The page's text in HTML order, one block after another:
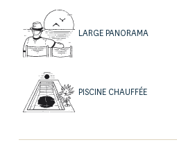
LARGE PANORAMA
PISCINE CHAUFFÉE